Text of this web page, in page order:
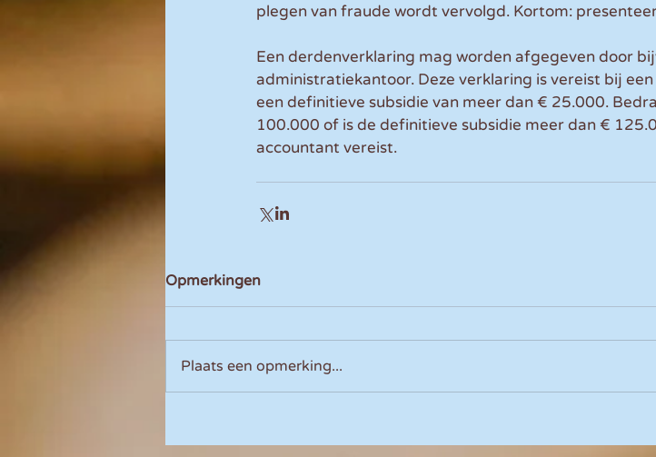
plegen van fraude wordt vervolgd. Kortom:
Een derdenverklaring mag worden afgegeven door
administratiekantoor. Deze verklaring is vereist bij
een definitieve subsidie van meer dan € 25.000.
100.000 of is de definitieve subsidie meer dan €
accountant vereist.
Opmerkingen
Plaats een opmerking...